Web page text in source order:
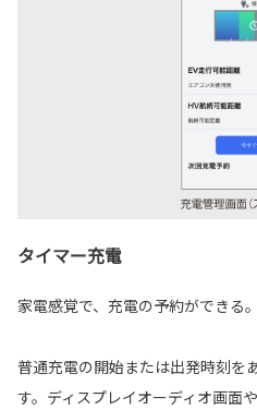
タイマー充電
家電感覚で、充電の予約ができる。
普通充電の開始または出発時刻を
す。ディスプレイオーディオ画面